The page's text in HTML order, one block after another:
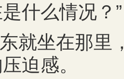
是什么情况？”
就坐在那里
迫感。